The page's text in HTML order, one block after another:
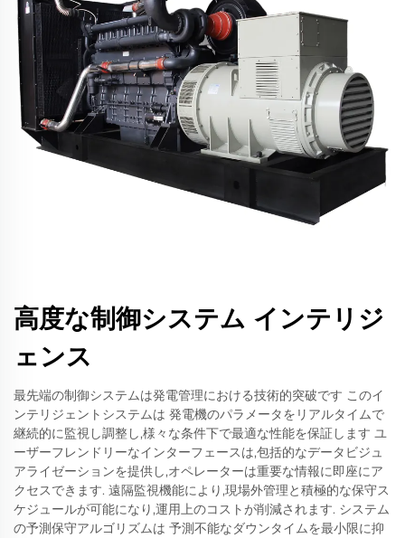
高度な制御システム インテリジ
ェンス
最先端の制御システムは発電管理における技術的突破です このイ
ンテリジェントシステムは 発電機のパラメータをリアルタイムで
継続的に監視し調整し,様々な条件下で最適な性能を保証します ユ
ーザーフレンドリーなインターフェースは,包括的なデータビジュ
アライゼーションを提供し,オペレーターは重要な情報に即座にア
クセスできます. 遠隔監視機能により,現場外管理と積極的な保守ス
ケジュールが可能になり,運用上のコストが削減されます. システム
の予測保守アルゴリズムは 予測不能なダウンタイムを最小限に抑